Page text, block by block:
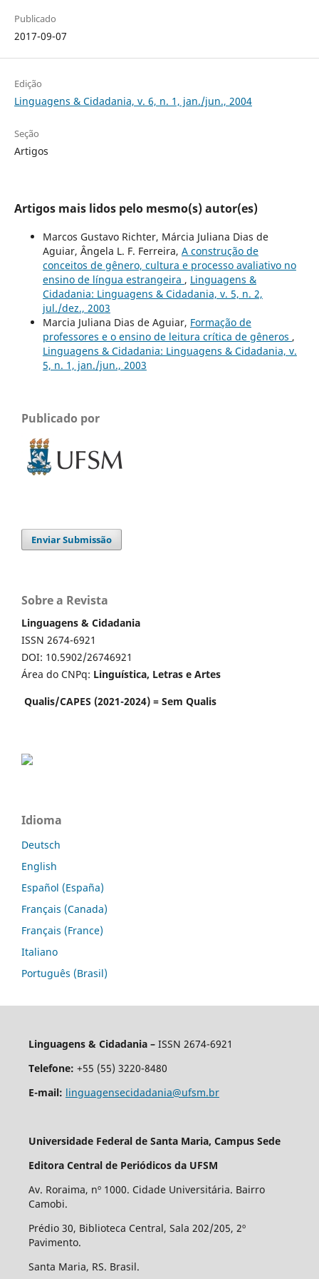
Publicado
2017-09-07
Edição
Linguagens & Cidadania, v. 6, n. 1, jan./jun., 2004
Seção
Artigos
Artigos mais lidos pelo mesmo(s) autor(es)
Marcos Gustavo Richter, Márcia Juliana Dias de
Aguiar, Ângela L. F. Ferreira, A construção de
conceitos de gênero, cultura e processo avaliativo no
ensino de língua estrangeira , Linguagens &
Cidadania: Linguagens & Cidadania, v. 5, n. 2,
jul./dez., 2003
Marcia Juliana Dias de Aguiar, Formação de
professores e o ensino de leitura crítica de gêneros ,
Linguagens & Cidadania: Linguagens & Cidadania, v.
5, n. 1, jan./jun., 2003
Publicado por
Enviar Submissão
Sobre a Revista
Linguagens & Cidadania
ISSN 2674-6921
DOI: 10.5902/26746921
Área do CNPq: Linguística, Letras e Artes
Qualis/CAPES (2021-2024) = Sem Qualis
Idioma
Deutsch
English
Español (España)
Français (Canada)
Français (France)
Italiano
Português (Brasil)
Linguagens & Cidadania – ISSN 2674-6921
Telefone: +55 (55) 3220-8480
E-mail: linguagensecidadania@ufsm.br
Universidade Federal de Santa Maria, Campus Sede
Editora Central de Periódicos da UFSM
Av. Roraima, nº 1000. Cidade Universitária. Bairro
Camobi.
Prédio 30, Biblioteca Central, Sala 202/205, 2º
Pavimento.
Santa Maria, RS. Brasil.